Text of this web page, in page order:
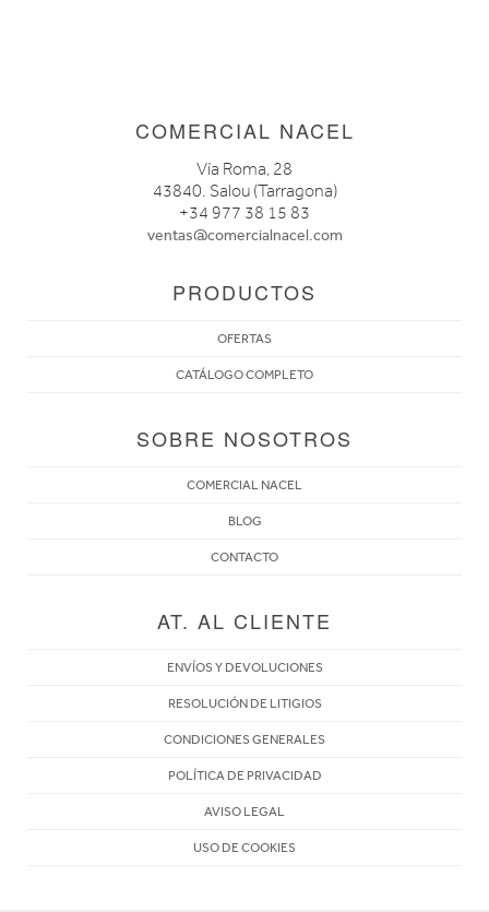
COMERCIAL NACEL
Vía Roma, 28
43840. Salou (Tarragona)
+34 977 38 15 83
ventas@comercialnacel.com
PRODUCTOS
OFERTAS
CATÁLOGO COMPLETO
SOBRE NOSOTROS
COMERCIAL NACEL
BLOG
CONTACTO
AT. AL CLIENTE
ENVÍOS Y DEVOLUCIONES
RESOLUCIÓN DE LITIGIOS
CONDICIONES GENERALES
POLÍTICA DE PRIVACIDAD
AVISO LEGAL
USO DE COOKIES